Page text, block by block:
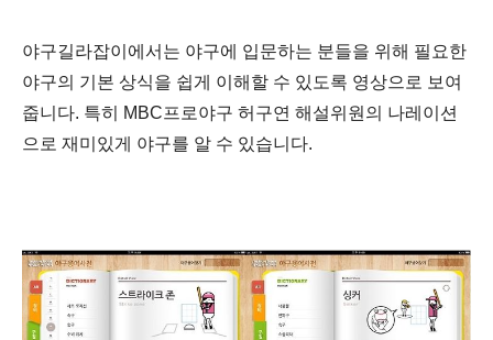
야구길라잡이에서는 야구에 입문하는 분들을 위해 필요한
야구의 기본 상식을 쉽게 이해할 수 있도록 영상으로 보여
줍니다. 특히 MBC프로야구 허구연 해설위원의 나레이션
으로 재미있게 야구를 알 수 있습니다.